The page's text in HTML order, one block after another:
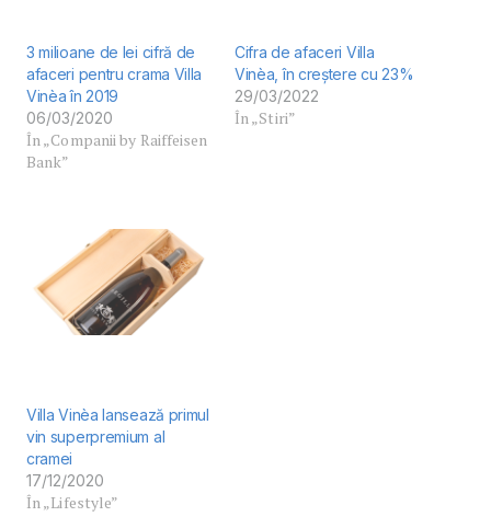
3 milioane de lei cifră de
afaceri pentru crama Villa
Vinèa în 2019
06/03/2020
În „Companii by Raiffeisen
Bank”
Cifra de afaceri Villa
Vinèa, în creștere cu 23%
29/03/2022
În „Stiri”
Villa Vinèa lansează primul
vin superpremium al
cramei
17/12/2020
În „Lifestyle”